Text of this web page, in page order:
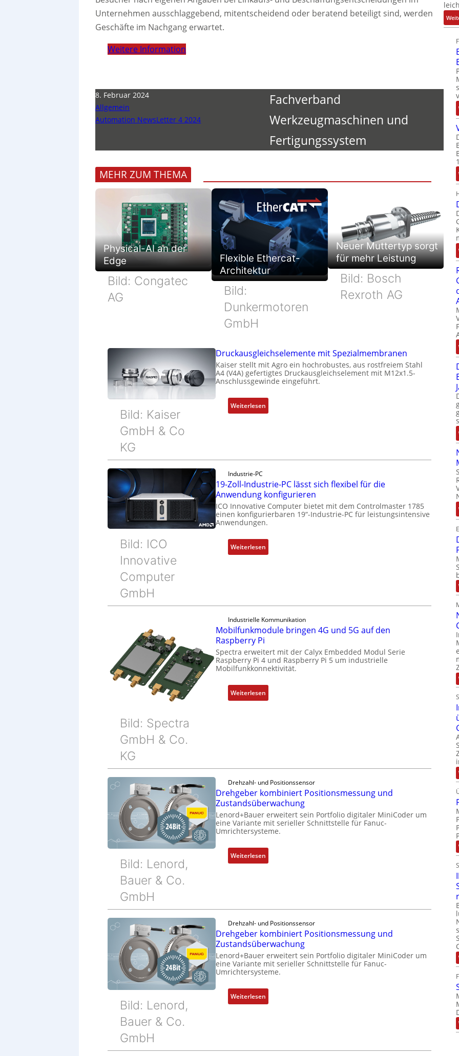
Unternehmen ausschlaggebend, mitentscheidend oder beratend beteiligt sind, werden
Geschäfte im Nachgang erwartet.
Weitere Information
8. Februar 2024
Allgemein
Automation NewsLetter 4 2024
Fachverband
Werkzeugmaschinen und
Fertigungssystem
MEHR ZUM THEMA
Physical-AI an der
Edge
Bild: Congatec
AG
Flexible Ethercat-
Architektur
Bild:
Dunkermotoren
GmbH
Neuer Muttertyp sorgt
für mehr Leistung
Bild: Bosch
Rexroth AG
Bild: Kaiser
GmbH & Co
KG
Druckausgleichselemente mit Spezialmembranen
Kaiser stellt mit Agro ein hochrobustes, aus rostfreiem Stahl
A4 (V4A) gefertigtes Druckausgleichselement mit M12x1.5-
Anschlussgewinde eingeführt.
Weiterlesen:
D
k
u
s
l
e
c
h
e
n
e
m
i
t
S
m
e
m
b
r
a
n
e
n
Bild: ICO
Innovative
Computer
GmbH
Industrie-PC
19-Zoll-Industrie-PC lässt sich flexibel für die
Anwendung konfigurieren
ICO Innovative Computer bietet mit dem Controlmaster 1785
einen konfigurierbaren 19“-Industrie-PC für leistungsintensive
Anwendungen.
Weiterlesen:
1
l
-
n
d
s
t
ä
s
s
t
s
i
c
h
i
b
e
l
f
ü
r
d
i
e
Bild: Spectra
GmbH & Co.
KG
Industrielle Kommunikation
Mobilfunkmodule bringen 4G und 5G auf den
Raspberry Pi
Spectra erweitert mit der Calyx Embedded Modul Serie
Raspberry Pi 4 und Raspberry Pi 5 um industrielle
Mobilfunkkonnektivität.
Weiterlesen:
M
u
n
k
m
d
u
e
b
g
u
n
5
G
Bild: Lenord,
Bauer & Co.
GmbH
Drehzahl- und Positionssensor
Drehgeber kombiniert Positionsmessung und
Zustandsüberwachung
Lenord+Bauer erweitert sein Portfolio digitaler MiniCoder um
eine Variante mit serieller Schnittstelle für Fanuc-
Umrichtersysteme.
Weiterlesen:
D
g
e
b
e
k
o
b
i
r
Bild: Lenord,
Bauer & Co.
GmbH
Drehzahl- und Positionssensor
Drehgeber kombiniert Positionsmessung und
Zustandsüberwachung
Lenord+Bauer erweitert sein Portfolio digitaler MiniCoder um
eine Variante mit serieller Schnittstelle für Fanuc-
Umrichtersysteme.
Weiterlesen:
D
g